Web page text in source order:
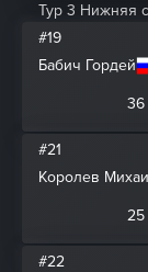
Тур 3 Нижняя
#19
Бабич Гордей
36
#21
Королев
25
#22